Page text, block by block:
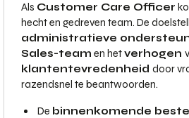
Als Customer Care Officer
hecht en gedreven team. De
administratieve
Sales-team en hetverhogen
klantentevredenheid door
razendsnel te beantwoorden.
De binnenkomende